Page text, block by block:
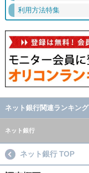
利用方法特集
ネット銀行関連ランキング
ネット銀行
ネット銀行 TOP